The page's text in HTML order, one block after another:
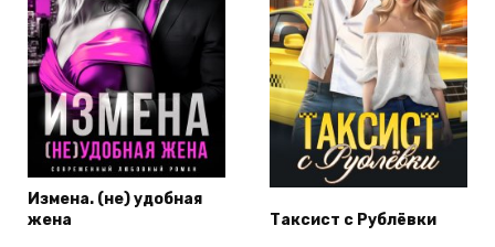
Измена. (не) удобная
жена
Таксист с Рублёвки